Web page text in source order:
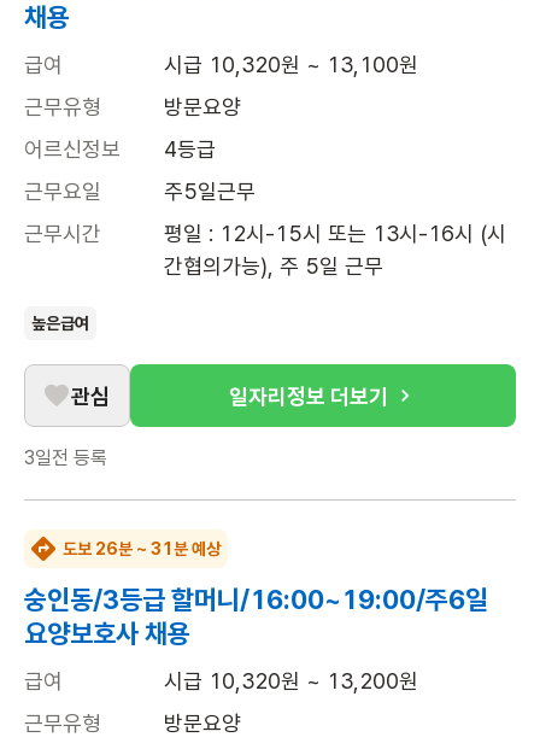
채용
급여
시급 10,320원 ~ 13,100원
근무유형
방문요양
어르신정보
4등급
근무요일
주5일근무
근무시간
평일 : 12시-15시 또는 13시-16시 (시
간협의가능), 주 5일 근무
높은급여
관심 일자리정보 더보기
3일전 등록
도보 26분 ~ 31분 예상
숭인동/3등급 할머니/16:00~19:00/주6일
요양보호사 채용
급여
시급 10,320원 ~ 13,200원
근무유형
방문요양